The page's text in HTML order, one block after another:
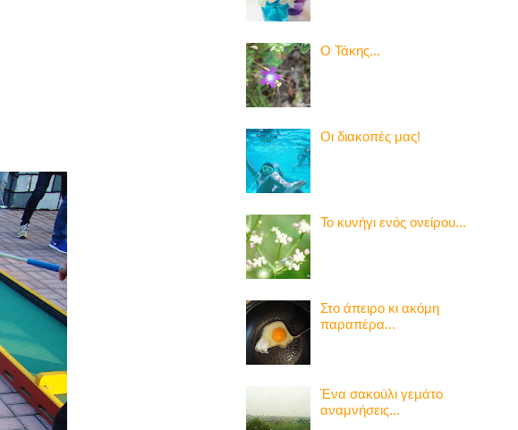
Ο Τάκης...
Οι διακοπές μας!
Το κυνήγι ενός ονείρου...
Στο άπειρο κι ακόμη
παραπέρα...
Ένα σακούλι γεμάτο
αναμνήσεις...